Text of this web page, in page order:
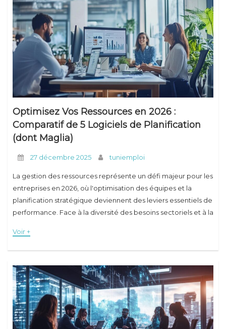
Optimisez Vos Ressources en 2026 :
Comparatif de 5 Logiciels de Planification
(dont Maglia)
27 décembre 2025 tuniemploi
La gestion des ressources représente un défi majeur pour les
entreprises en 2026, où l'optimisation des équipes et la
planification stratégique deviennent des leviers essentiels de
performance. Face à la diversité des besoins sectoriels et à la
Voir +